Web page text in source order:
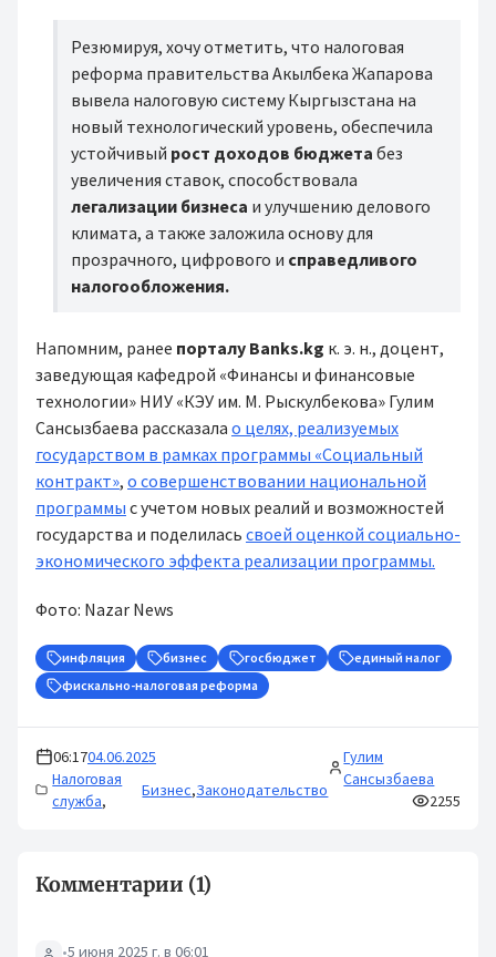
Резюмируя, хочу отметить, что налоговая
реформа правительства Акылбека Жапарова
вывела налоговую систему Кыргызстана на
новый технологический уровень, обеспечила
устойчивый рост доходов бюджета без
увеличения ставок, способствовала
легализации бизнеса и улучшению делового
климата, а также заложила основу для
прозрачного, цифрового и справедливого
налогообложения.
Напомним, ранее порталу Banks.kg к. э. н., доцент,
заведующая кафедрой «Финансы и финансовые
технологии» НИУ «КЭУ им. М. Рыскулбекова» Гулим
Сансызбаева рассказала о целях, реализуемых
государством в рамках программы «Социальный
контракт», о совершенствовании национальной
программы с учетом новых реалий и возможностей
государства и поделилась своей оценкой социально-
экономического эффекта реализации программы.
Фото: Nazar News
инфляция бизнес госбюджет
единый налог
фискально-налоговая реформа
06:1704.06.2025
Налоговая
служба,
Бизнес,Законодательство
Гулим
Сансызбаева
2255
Комментарии (1)
•5 июня 2025 г. в 06:01